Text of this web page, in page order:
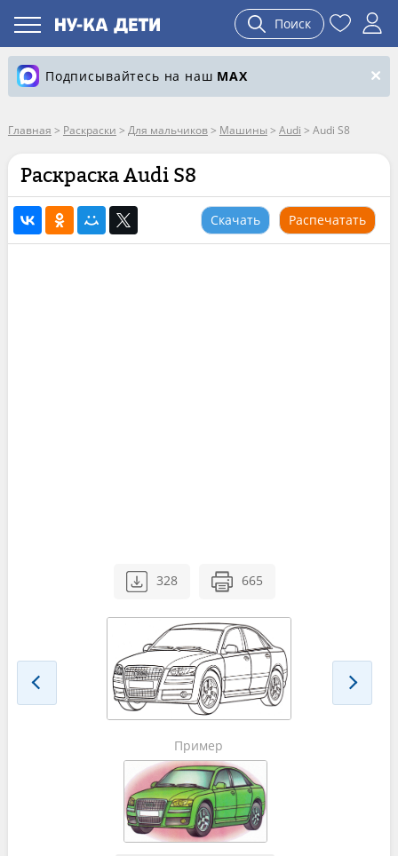
Поиск
Подписывайтесь на наш MAX
Главная > Раскраски > Для мальчиков> Машины > Audi > Audi S8
Раскраска Audi S8
Скачать Распечатать
328 665
Пример